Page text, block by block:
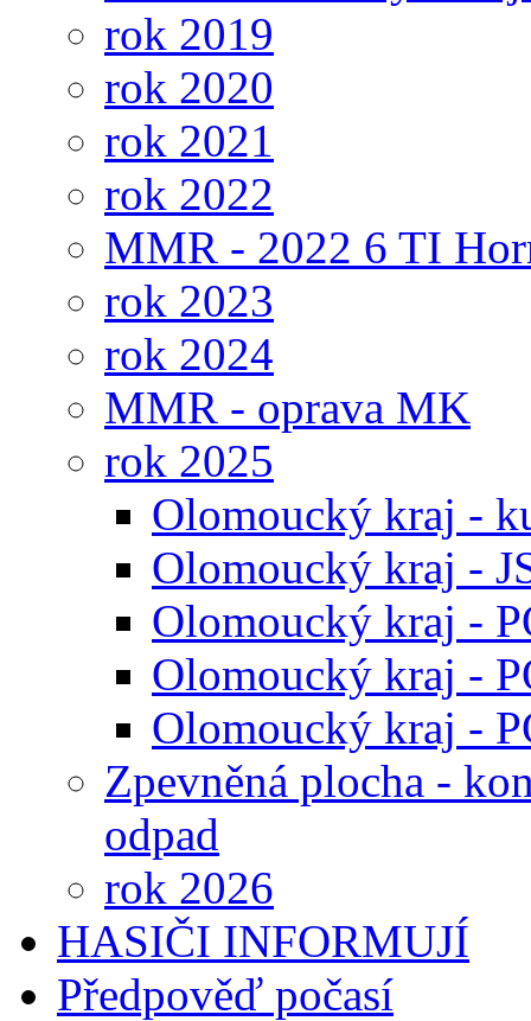
rok 2019
rok 2020
rok 2021
rok 2022
MMR - 2022 6 TI
rok 2023
rok 2024
MMR - oprava MK
rok 2025
Olomoucký kraj -
Olomoucký kraj -
Olomoucký kraj -
Olomoucký kraj -
Olomoucký kraj -
Zpevněná plocha -
odpad
rok 2026
HASIČI INFORMUJÍ
Předpověď počasí